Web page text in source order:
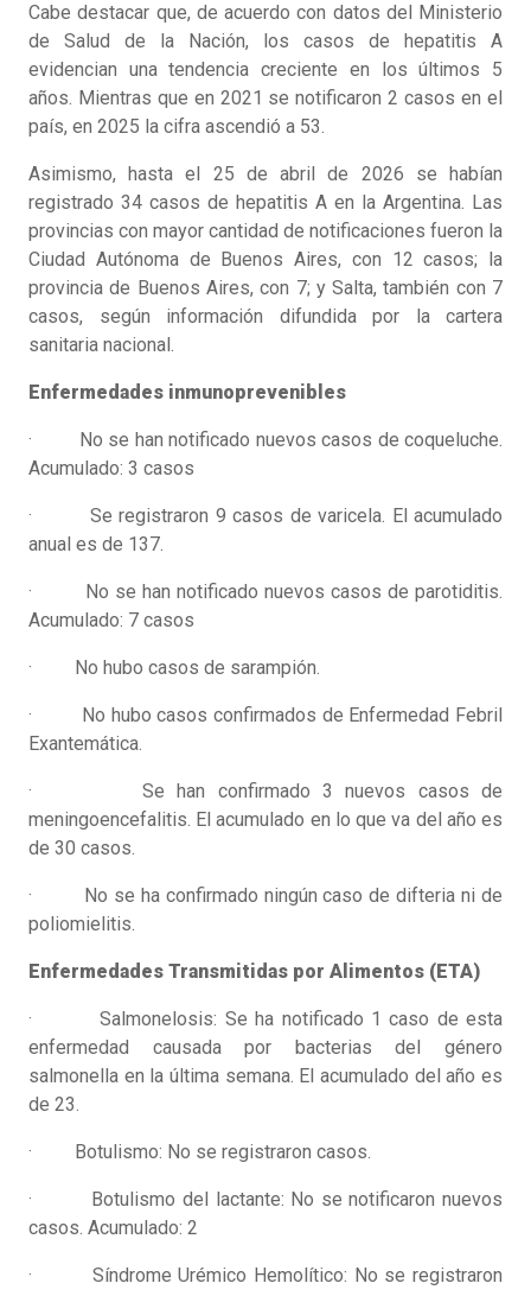
Cabe destacar que, de acuerdo con datos del Ministerio
de Salud de la Nación, los casos de hepatitis A
evidencian una tendencia creciente en los últimos 5
años. Mientras que en 2021 se notificaron 2 casos en el
país, en 2025 la cifra ascendió a 53.
Asimismo, hasta el 25 de abril de 2026 se habían
registrado 34 casos de hepatitis A en la Argentina. Las
provincias con mayor cantidad de notificaciones fueron la
Ciudad Autónoma de Buenos Aires, con 12 casos; la
provincia de Buenos Aires, con 7; y Salta, también con 7
casos, según información difundida por la cartera
sanitaria nacional.
Enfermedades inmunoprevenibles
· No se han notificado nuevos casos de coqueluche.
Acumulado: 3 casos
· Se registraron 9 casos de varicela. El acumulado
anual es de 137.
· No se han notificado nuevos casos de parotiditis.
Acumulado: 7 casos
· No hubo casos de sarampión.
· No hubo casos confirmados de Enfermedad Febril
Exantemática.
· Se han confirmado 3 nuevos casos de
meningoencefalitis. El acumulado en lo que va del año es
de 30 casos.
· No se ha confirmado ningún caso de difteria ni de
poliomielitis.
Enfermedades Transmitidas por Alimentos (ETA)
· Salmonelosis: Se ha notificado 1 caso de esta
enfermedad causada por bacterias del género
salmonella en la última semana. El acumulado del año es
de 23.
· Botulismo: No se registraron casos.
· Botulismo del lactante: No se notificaron nuevos
casos. Acumulado: 2
· Síndrome Urémico Hemolítico: No se registraron